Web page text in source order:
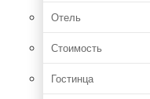
Отель
Стоимость
Гостинца